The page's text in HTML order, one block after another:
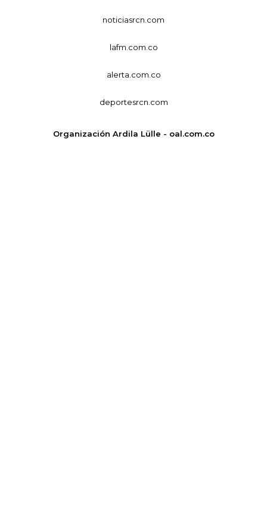
noticiasrcn.com
lafm.com.co
alerta.com.co
deportesrcn.com
Organización Ardila Lülle - oal.com.co